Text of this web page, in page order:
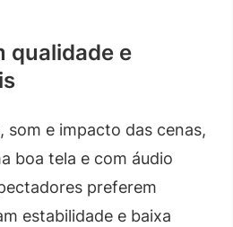
qualidade e
som e impacto das cenas,
boa tela e com áudio
preferem
estabilidade e baixa